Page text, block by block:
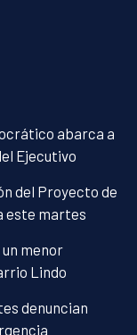
abarca a
Ejecutivo
del Proyecto de
este martes
menor
Lindo
denuncian